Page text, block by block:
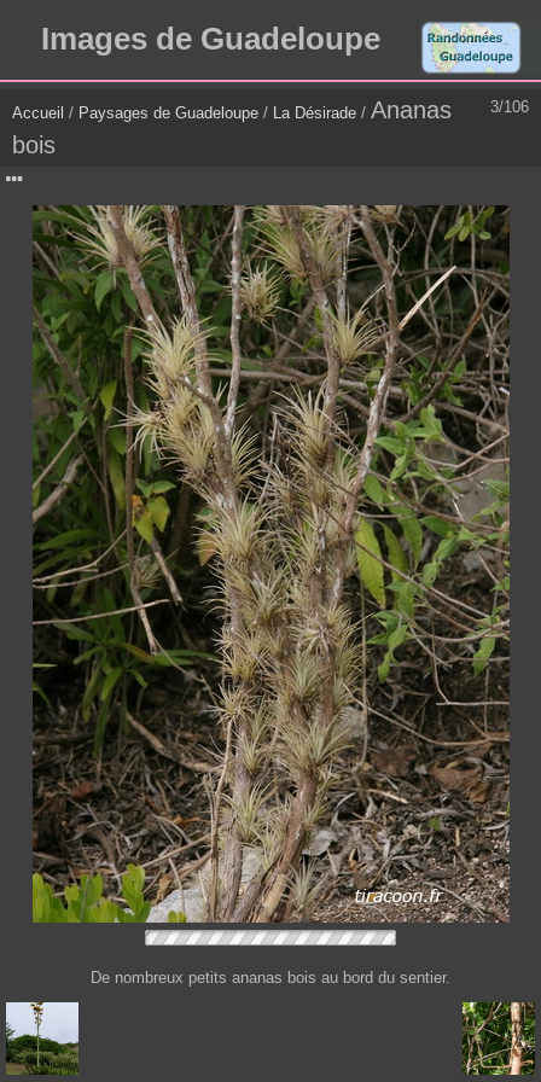
Images de Guadeloupe
3/106
Accueil / Paysages de Guadeloupe / La Désirade / Ananas
bois
De nombreux petits ananas bois au bord du sentier.